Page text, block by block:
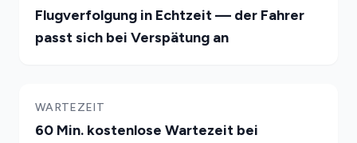
Flugverfolgung in Echtzeit — der Fahrer
passt sich bei Verspätung an
WARTEZEIT
60 Min. kostenlose Wartezeit bei